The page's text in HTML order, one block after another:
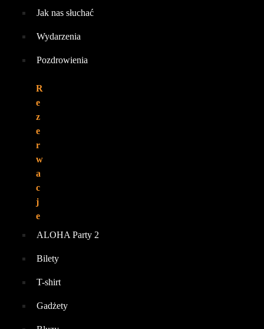
Jak nas słuchać
Wydarzenia
Pozdrowienia
R
e
z
e
r
w
a
c
j
e
ALOHA Party 2
Bilety
T-shirt
Gadżety